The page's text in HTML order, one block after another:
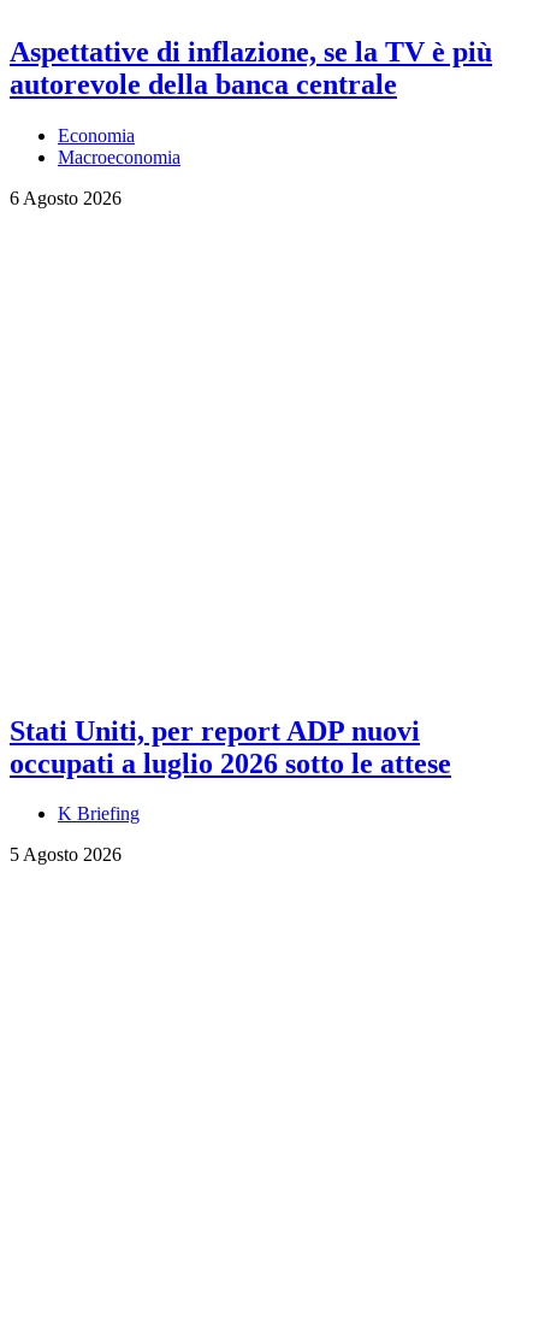
Aspettative di inflazione, se la TV è più
autorevole della banca centrale
Economia
Macroeconomia
6 Agosto 2026
Stati Uniti, per report ADP nuovi
occupati a luglio 2026 sotto le attese
K Briefing
5 Agosto 2026